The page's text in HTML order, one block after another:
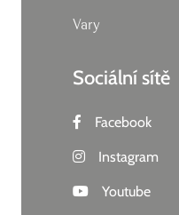
Vary
Sociální sítě
Facebook
Instagram
Youtube